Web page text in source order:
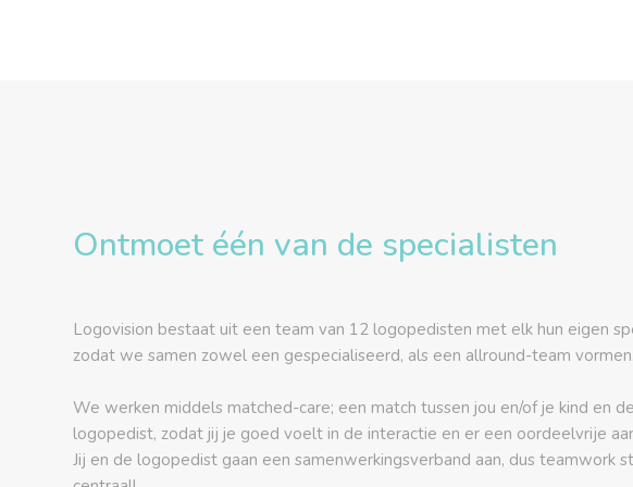
Ontmoet één van de specialisten
Logovision bestaat uit een team van 12 logopedisten met elk hun eigen
zodat we samen zowel een gespecialiseerd, als een allround-team vormen.
We werken middels matched-care; een match tussen jou en/of je kind en de
logopedist, zodat jij je goed voelt in de interactie en er een oordeelvrije
Jij en de logopedist gaan een samenwerkingsverband aan, dus teamwork